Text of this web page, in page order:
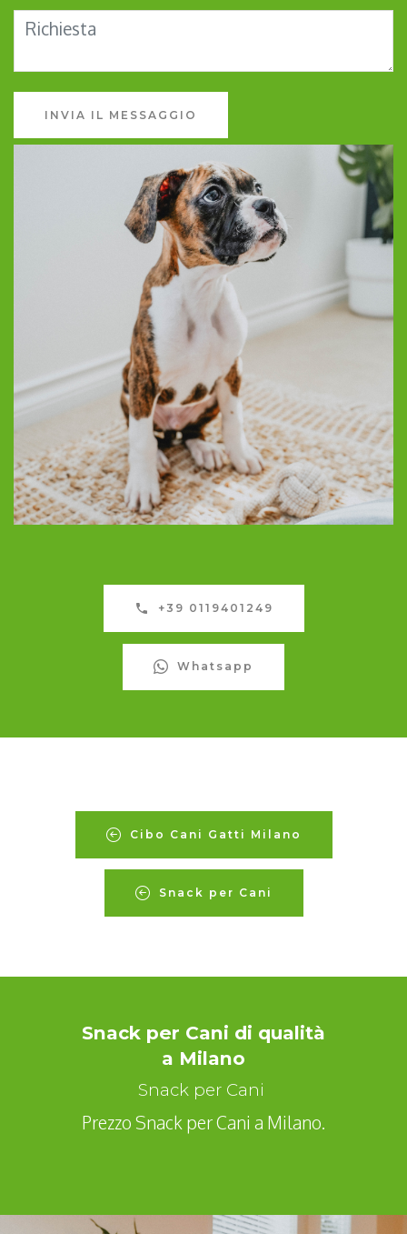
INVIA IL MESSAGGIO
+39 0119401249
Whatsapp
Cibo Cani Gatti Milano
Snack per Cani
Snack per Cani di qualità
a Milano
Snack per Cani
Prezzo Snack per Cani a Milano.